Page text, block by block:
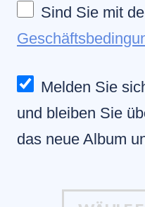
Sind Sie mit
Melden Sie
und bleiben Sie
das neue Album